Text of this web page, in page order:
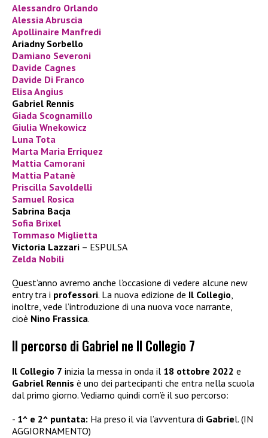
Alessandro Orlando
Alessia Abruscia
Apollinaire Manfredi
Ariadny Sorbello
Damiano Severoni
Davide Cagnes
Davide Di Franco
Elisa Angius
Gabriel Rennis
Giada Scognamillo
Giulia Wnekowicz
Luna Tota
Marta Maria Erriquez
Mattia Camorani
Mattia Patanè
Priscilla Savoldelli
Samuel Rosica
Sabrina Bacja
Sofia Brixel
Tommaso Miglietta
Victoria Lazzari – ESPULSA
Zelda Nobili
Quest’anno avremo anche l’occasione di vedere alcune new
entry tra i professori. La nuova edizione de Il Collegio
inoltre, vede l’introduzione di una nuova voce narrante,
cioè Nino Frassica.
Il percorso di Gabriel ne Il Collegio 7
Il Collegio 7 inizia la messa in onda il 18 ottobre 2022 e
Gabriel Rennis è uno dei partecipanti che entra nella scuola
dal primo giorno. Vediamo quindi com’è il suo percorso:
1^ e 2^ puntata: Ha preso il via l’avventura di Gabriel. (IN
AGGIORNAMENTO)